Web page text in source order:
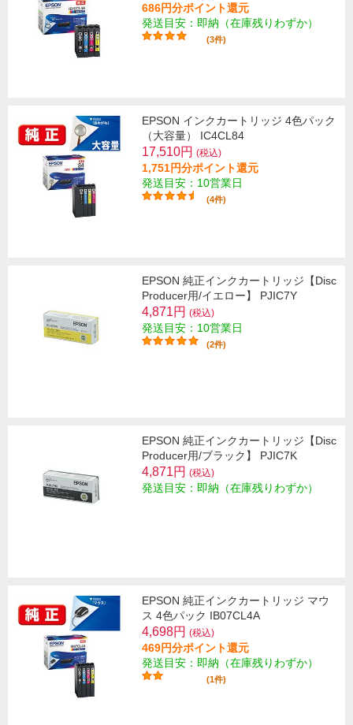
686円分ポイント還元
発送目安：即納（在庫残りわずか）
(3件)
EPSON インクカートリッジ 4色パック
（大容量） IC4CL84
17,510円 (税込)
1,751円分ポイント還元
発送目安：10営業日
(4件)
EPSON 純正インクカートリッジ【Disc
Producer用/イエロー】 PJIC7Y
4,871円 (税込)
発送目安：10営業日
(2件)
EPSON 純正インクカートリッジ【Disc
Producer用/ブラック】 PJIC7K
4,871円 (税込)
発送目安：即納（在庫残りわずか）
EPSON 純正インクカートリッジ マウ
ス 4色パック IB07CL4A
4,698円 (税込)
469円分ポイント還元
発送目安：即納（在庫残りわずか）
(1件)